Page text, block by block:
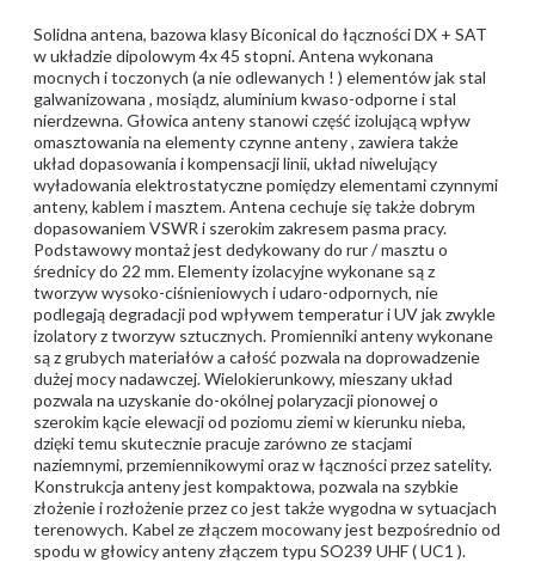
Solidna antena, bazowa klasy Biconical do łączności DX + SAT
w układzie dipolowym 4x 45 stopni. Antena wykonana
mocnych i toczonych (a nie odlewanych ! ) elementów jak stal
galwanizowana , mosiądz, aluminium kwaso-odporne i stal
nierdzewna. Głowica anteny stanowi część izolującą wpływ
omasztowania na elementy czynne anteny , zawiera także
układ dopasowania i kompensacji linii, układ niwelujący
wyładowania elektrostatyczne pomiędzy elementami czynnymi
anteny, kablem i masztem. Antena cechuje się także dobrym
dopasowaniem VSWR i szerokim zakresem pasma pracy.
Podstawowy montaż jest dedykowany do rur / masztu o
średnicy do 22 mm. Elementy izolacyjne wykonane są z
tworzyw wysoko-ciśnieniowych i udaro-odpornych, nie
podlegają degradacji pod wpływem temperatur i UV jak zwykle
izolatory z tworzyw sztucznych. Promienniki anteny wykonane
są z grubych materiałów a całość pozwala na doprowadzenie
dużej mocy nadawczej. Wielokierunkowy, mieszany układ
pozwala na uzyskanie do-okólnej polaryzacji pionowej o
szerokim kącie elewacji od poziomu ziemi w kierunku nieba,
dzięki temu skutecznie pracuje zarówno ze stacjami
naziemnymi, przemiennikowymi oraz w łączności przez satelity.
Konstrukcja anteny jest kompaktowa, pozwala na szybkie
złożenie i rozłożenie przez co jest także wygodna w sytuacjach
terenowych. Kabel ze złączem mocowany jest bezpośrednio od
spodu w głowicy anteny złączem typu SO239 UHF ( UC1 ).